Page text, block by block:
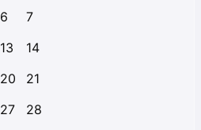
6
7
13
14
20
21
27
28